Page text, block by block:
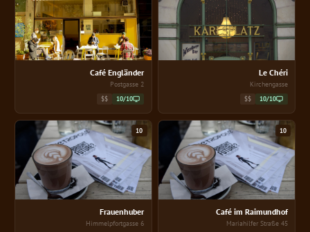
Le Chéri
Kirchengasse
10/10
$$
Café Engländer
2 Postgasse
10/10
$$
10
Café im Raimundhof
45 Mariahilfer Straße
10
Frauenhuber
6 Himmelpfortgasse